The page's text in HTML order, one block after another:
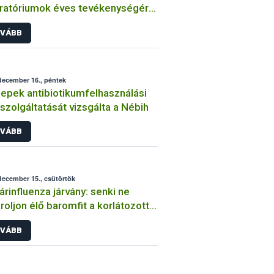
éves tevékenységéről
jelentés benyújtásának
16., péntek
antibiotikumfelhasználási
vizsgálta a Nébih
15., csütörtök
járvány: senki ne
élő baromfit a korlátozott